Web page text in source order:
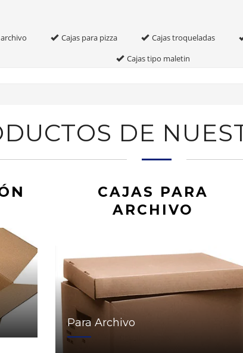
Cajas para pizza Cajas troqueladas
Cajas tipo maletin
DE
CAJAS PARA
ARCHIVO
Para Archivo